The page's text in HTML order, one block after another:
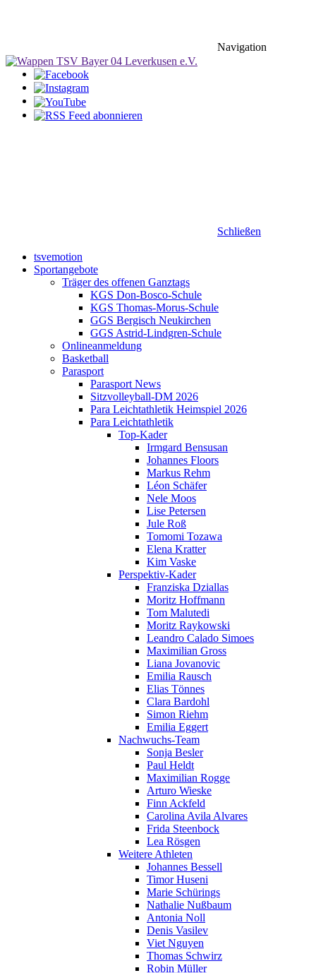
Navigation
Schließen
tsvemotion
Sportangebote
Träger des offenen Ganztags
KGS Don-Bosco-Schule
KGS Thomas-Morus-Schule
GGS Bergisch Neukirchen
GGS Astrid-Lindgren-Schule
Onlineanmeldung
Basketball
Parasport
Parasport News
Sitzvolleyball-DM 2026
Para Leichtathletik Heimspiel 2026
Para Leichtathletik
Top-Kader
Irmgard Bensusan
Johannes Floors
Markus Rehm
Léon Schäfer
Nele Moos
Lise Petersen
Jule Roß
Tomomi Tozawa
Elena Kratter
Kim Vaske
Perspektiv-Kader
Franziska Dziallas
Moritz Hoffmann
Tom Malutedi
Moritz Raykowski
Leandro Calado Simoes
Maximilian Gross
Liana Jovanovic
Emilia Rausch
Elias Tönnes
Clara Bardohl
Simon Riehm
Emilia Eggert
Nachwuchs-Team
Sonja Besler
Paul Heldt
Maximilian Rogge
Arturo Wieske
Finn Ackfeld
Carolina Avila Alvares
Frida Steenbock
Lea Rösgen
Weitere Athleten
Johannes Bessell
Timor Huseni
Marie Schürings
Nathalie Nußbaum
Antonia Noll
Denis Vasilev
Viet Nguyen
Thomas Schwirz
Robin Müller